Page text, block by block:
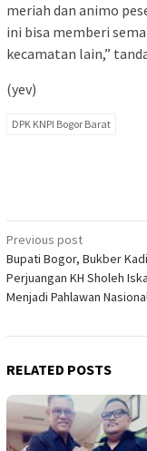
meriah dan animo
ini bisa memberi
kecamatan lain,”
(yev)
DPK KNPI Bogor Barat
Post
navigation
Previous post
Bupati Bogor, Bukber
Perjuangan KH Sholeh
Menjadi Pahlawan
RELATED POSTS